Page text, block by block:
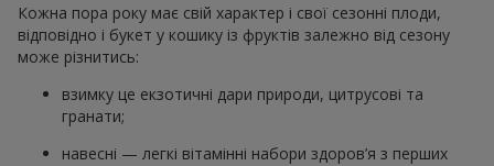
Кожна пора року має свій характер і свої сезонні плоди,
відповідно і букет у кошику із фруктів залежно від сезону
може різнитись:
взимку це екзотичні дари природи, цитрусові та
гранати;
навесні — легкі вітамінні набори здоров’я з перших